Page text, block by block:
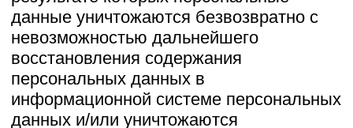
— принимать правовые,
организационные и технические меры
для защиты персональных данных от
неправомерного или случайного доступа
к ним, уничтожения, изменения,
блокирования, копирования,
предоставления, распространения
персональных данных, а также от иных
неправомерных действий в отношении